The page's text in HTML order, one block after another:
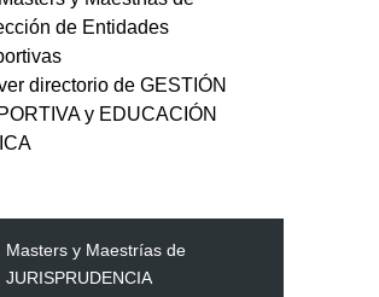
de Entidades
directorio de GESTIÓN
y EDUCACIÓN
Masters y Maestrías de
JURISPRUDENCIA